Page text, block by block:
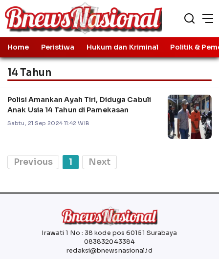
Home Peristiwa Hukum dan Kriminal Politik &
14 Tahun
Polisi Amankan Ayah Tiri, Diduga Cabuli
Anak Usia 14 Tahun di Pamekasan
Sabtu, 21 Sep 2024 11:42 WIB
Previous 1 Next
Irawati 1 No : 38 kode pos 60151 Surabaya
083832043384
redaksi@bnewsnasional.id